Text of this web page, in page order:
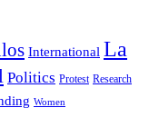
International La
Politics Protest Research
Women